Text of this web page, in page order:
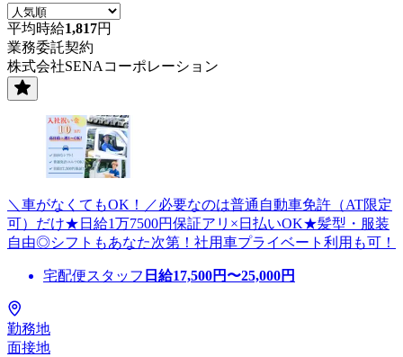
平均時給1,817円
業務委託契約
株式会社SENAコーポレーション
＼車がなくてもOK！／必要なのは普通自動車免許（AT限定
可）だけ★日給1万7500円保証アリ×日払いOK★髪型・服装
自由◎シフトもあなた次第！社用車プライベート利用も可！
宅配便スタッフ 日給17,500円〜25,000円
勤務地
面接地